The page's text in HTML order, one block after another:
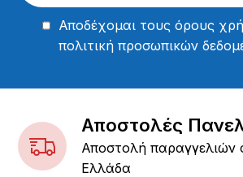
Αποδέχομαι τουςόρους
πολιτική προσωπικών
Αποστολές
Αποστολή παραγγελιών
Ελλάδα